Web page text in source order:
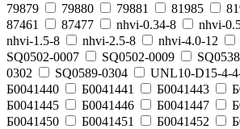
79879
79880 79881 81985
87461
87477 nhvi-0.34-8 nhvi-
nhvi-1.5-8
nhvi-2.5-8 nhvi-4.0-12
SQ0502-0007
SQ0502-0009
0302
SQ0589-0304 UNL10-D15-4-
Б0041440
Б0041441 Б0041443
Б0041445
Б0041446 Б0041447
Б0041450
Б0041451 Б0041452